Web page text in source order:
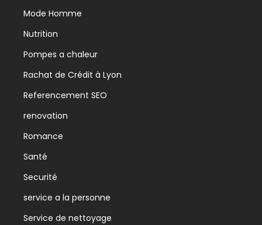
Mode Homme
Nutrition
Pompes a chaleur
Rachat de Crédit à Lyon
Referencement SEO
renovation
Romance
Santé
Securité
service a la personne
Service de nettoyage